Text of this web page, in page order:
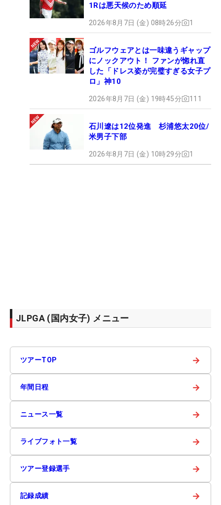
1Rは悪天候のため順延
2026年8月7日 (金) 08時26分 1
ゴルフウェアとは一味違うギャップ
にノックアウト！ ファンが惚れ直
した「ドレス姿が完璧すぎる女子プ
ロ」神10
2026年8月7日 (金) 19時45分 111
石川遼は12位発進 杉浦悠太20位/
米男子下部
2026年8月7日 (金) 10時29分 1
JLPGA (国内女子) メニュー
ツアーTOP →
年間日程 →
ニュース一覧 →
ライブフォト一覧 →
ツアー登録選手 →
記録成績 →